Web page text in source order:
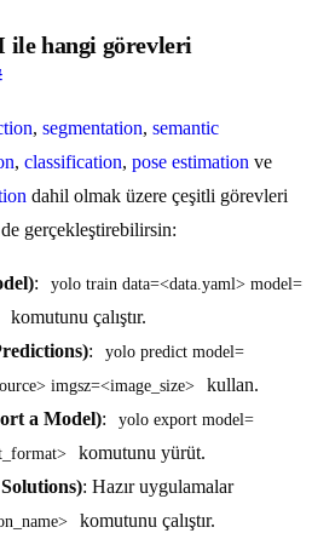
hangi görevleri
, segmentation, semantic
, classification, pose estimation ve
dahil olmak üzere çeşitli görevleri
gerçekleştirebilirsin:
:
yolo train data=<data.yaml> model=
komutunu çalıştır.
:
yolo predict model=
imgsz=<image_size>
kullan.
a Model):
yolo export model=
komutunu yürüt.
: Hazır uygulamalar
komutunu çalıştır.